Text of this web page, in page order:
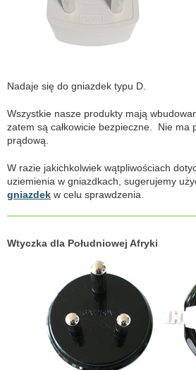
Nadaje się do gniazdek typu D.
Wszystkie nasze produkty mają
zatem są całkowicie bezpieczne. Nie ma
prądową.
W razie jakichkolwiek wątpliwościach
uziemienia w gniazdkach, sugerujemy
gniazdek w celu sprawdzenia.
Wtyczka dla Południowej Afryki